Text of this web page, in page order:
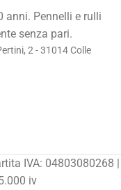
anni. Pennelli e rulli
senza pari.
2 - 31014 Colle
IVA: 04803080268 |
iv